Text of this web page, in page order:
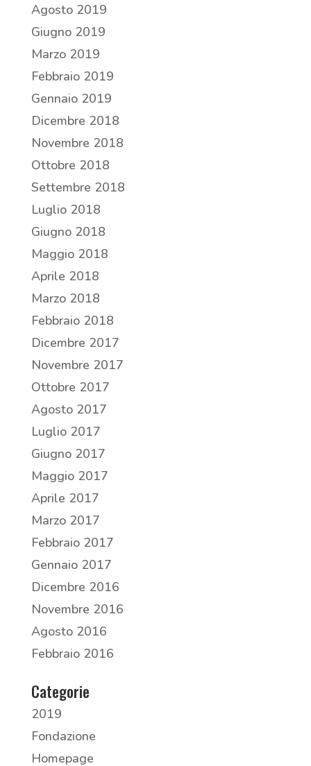
Agosto 2019
Giugno 2019
Marzo 2019
Febbraio 2019
Gennaio 2019
Dicembre 2018
Novembre 2018
Ottobre 2018
Settembre 2018
Luglio 2018
Giugno 2018
Maggio 2018
Aprile 2018
Marzo 2018
Febbraio 2018
Dicembre 2017
Novembre 2017
Ottobre 2017
Agosto 2017
Luglio 2017
Giugno 2017
Maggio 2017
Aprile 2017
Marzo 2017
Febbraio 2017
Gennaio 2017
Dicembre 2016
Novembre 2016
Agosto 2016
Febbraio 2016
Categorie
2019
Fondazione
Homepage